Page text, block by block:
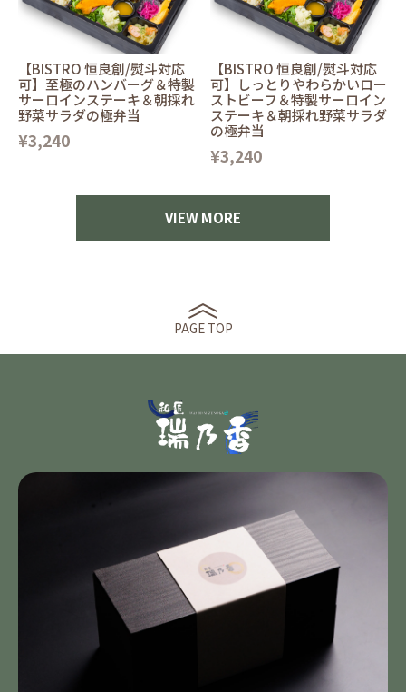
【BISTRO 恒良創/熨斗対応
可】至極のハンバーグ＆特製
サーロインステーキ＆朝採れ
野菜サラダの極弁当
¥3,240
【BISTRO 恒良創/熨斗対応
可】しっとりやわらかいロー
ストビーフ＆特製サーロイン
ステーキ＆朝採れ野菜サラダ
の極弁当
¥3,240
VIEW MORE
PAGE TOP